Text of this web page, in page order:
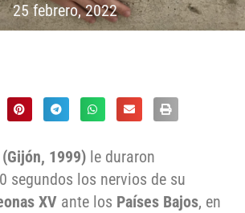
25 febrero, 2022
1999) le duraron
segundos los nervios de su
XV ante los Países Bajos, en